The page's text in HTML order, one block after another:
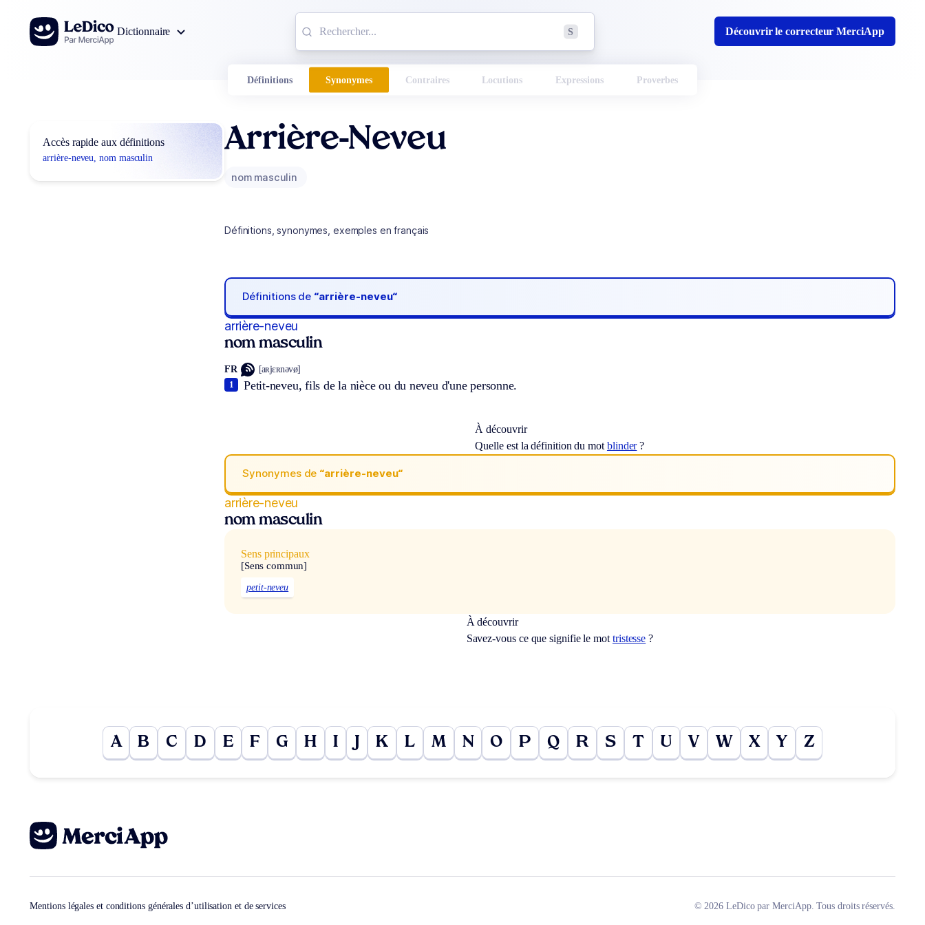
Aller au contenu
Dictionnaire
S Découvrir le correcteur MerciApp
Définitions Synonymes Contraires Locutions Expressions Proverbes
Accès rapide aux définitions
arrière-neveu, nom masculin
Arrière-Neveu
nom masculin
Définitions, synonymes, exemples en français
Définitions de “arrière-neveu“
arrière-neveu
nom masculin
FR [aʀjɛʀnəvø]
Petit-neveu, fils de la nièce ou du neveu d'une personne.
1
À découvrir
Quelle est la définition du mot blinder?
Synonymes de “arrière-neveu“
arrière-neveu
nom masculin
Sens principaux
[Sens commun]
petit-neveu
À découvrir
Savez-vous ce que signifie le mot tristesse ?
A B C D E F G H I J K L M N O P Q R S T U V W X Y Z
Mentions légales et conditions générales d’utilisation et de services © 2026 LeDico par MerciApp. Tous droits réservés.